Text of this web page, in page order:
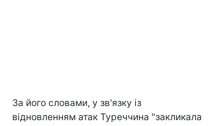
За його словами, у зв'язку із
відновленням атак Туреччина "закликала